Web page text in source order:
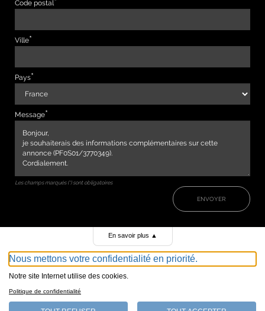
Code postal
Ville
Pays
Message
Les champs marqués (*) sont obligatoires
ENVOYER
En savoir plus ▲
Nous mettons votre confidentialité en priorité.
Notre site Internet utilise des cookies.
Politique de confidentialité